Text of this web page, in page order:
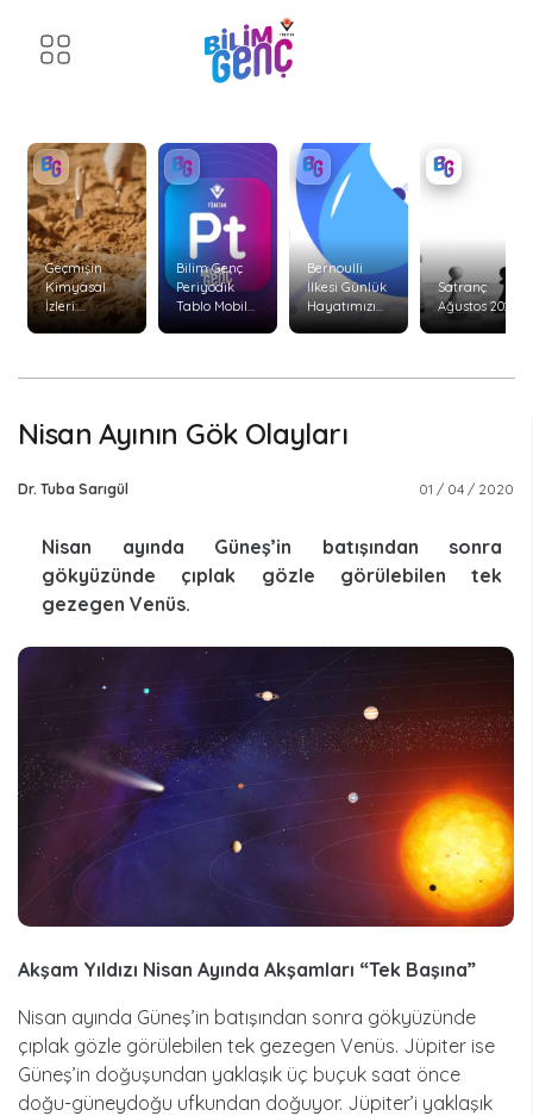
Geçmişin
Kimyasal
İzleri:
Arkeolojide
Analizleri
Bilim Genç
Periyodik
Tablo Mobil
Bernoulli
İlkesi Günlük
Hayatımızı
Nasıl Etkiler?
Satranç
Ağustos 2026
Nisan Ayının Gök Olayları
Dr. Tuba Sarıgül 01 / 04 / 2020
Nisan ayında Güneş’in batışından sonra
gökyüzünde çıplak gözle görülebilen tek
gezegen Venüs.
Akşam Yıldızı Nisan Ayında Akşamları “Tek Başına”
Nisan ayında Güneş’in batışından sonra gökyüzünde
çıplak gözle görülebilen tek gezegen Venüs. Jüpiter ise
Güneş’in doğuşundan yaklaşık üç buçuk saat önce
doğu-güneydoğu ufkundan doğuyor. Jüpiter’i yaklaşık